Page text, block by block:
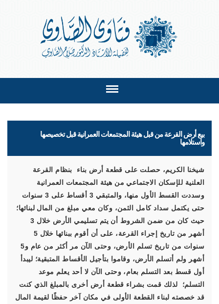
بيع أرض القرعة من قبل هيئة المجتمعات العمرانية قبل تخصيصها
واستلامها
شيخنا الكريم، حصلت على قطعة أرض بناء بنظام القرعة
العلنية للإسكان الاجتماعي من هيئة المجتمعات العمرانية
وسددت القسط الأول منها، والمتبقي 3 أقساط على 3 سنوات
حتى يكتمل سداد كامل الثمن، وكان معي مبلغ من المال لبنائها؛
حيث كان من ضمن الشروط أن يتم تسليمي الأرض خلال 3
أشهر من تاريخ إجراء القرعة، على أن أقوم ببنائها خلال 5
سنوات من تاريخ تسلم الأرض، وحتى الآن مر أكثر من عام و5
أشهر ولم أتسلم الأرض، وقاموا بتأجيل الأقساط المتبقية؛ ليبدأ
أول قسط بعد التسلم بعام، وحتى الآن لا أحد يعلم موعد
التسلم؛ لذلك قمت بشراء قطعة أرض أخرى بالمبلغ الذي كنت
قد خصصته لبناء القطعة الأولى في مكان آخر حفظًا لقيمة المال